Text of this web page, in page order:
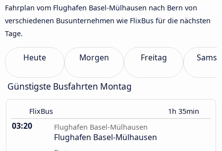
Fahrplan vom Flughafen Basel-Mülhausen nach Bern von
verschiedenen Busunternehmen wie FlixBus für die nächsten
Tage.
Heute Morgen Freitag
Günstigste Busfahrten Montag
FlixBus 1h 35min
03:20 Flughafen Basel-Mülhausen
Flughafen Basel-Mülhausen